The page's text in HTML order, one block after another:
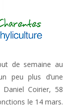
de semaine au
peu plus d’une
Daniel Coirier, 58
le 14 mars.